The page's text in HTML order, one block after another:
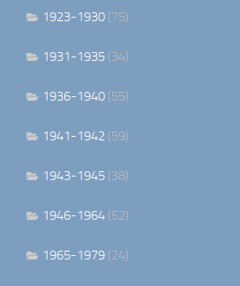
1923-1930 (75)
1931-1935 (34)
1936-1940 (55)
1941-1942 (59)
1943-1945 (38)
1946-1964 (52)
1965-1979 (24)